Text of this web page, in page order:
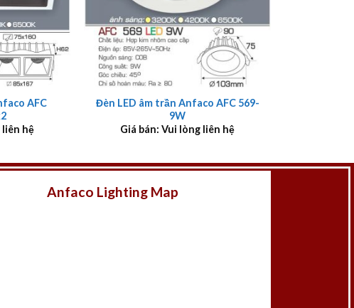
AFC
liên hệ
+
Đèn LED âm trần Anfaco AFC 569-
9W
Giá bán: Vui lòng liên hệ
Anfaco Lighting Map